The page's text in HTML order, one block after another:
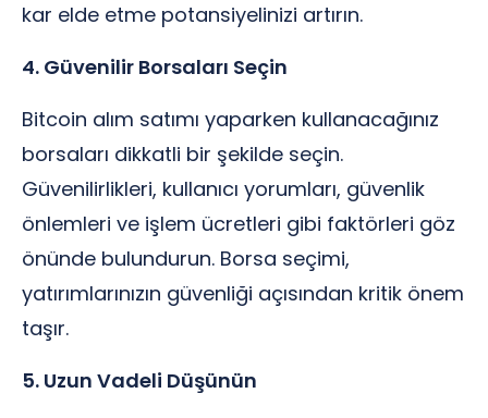
kar elde etme potansiyelinizi artırın.
4. Güvenilir Borsaları Seçin
Bitcoin alım satımı yaparken kullanacağınız
borsaları dikkatli bir şekilde seçin.
Güvenilirlikleri, kullanıcı yorumları, güvenlik
önlemleri ve işlem ücretleri gibi faktörleri göz
önünde bulundurun. Borsa seçimi,
yatırımlarınızın güvenliği açısından kritik önem
taşır.
5. Uzun Vadeli Düşünün